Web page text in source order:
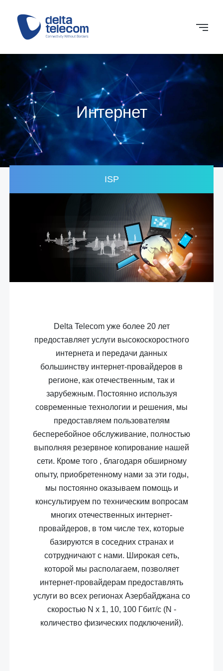
Интернет
ISP
Delta Telecomуже более 20 лет
предоставляет услуги высокоскоростного
интернета и передачи данных
большинству интернет-провайдеров в
регионе, как отечественным, так и
зарубежным. Постоянно используя
современные технологии и решения, мы
предоставляем пользователям
бесперебойное обслуживание, полностью
выполняя резервное копирование нашей
сети. Кроме того , благодаря обширному
опыту, приобретенному нами за эти годы,
мы постоянно оказываем помощь и
консультируем по техническим вопросам
многих отечественных интернет-
провайдеров, в том числе тех, которые
базируются в соседних странах и
сотрудничают с нами. Широкая сеть,
которой мы располагаем, позволяет
интернет-провайдерам предоставлять
услуги во всех регионах Азербайджана со
скоростью N x1, 10, 100 Гбит/с (N -
количество физических подключений).